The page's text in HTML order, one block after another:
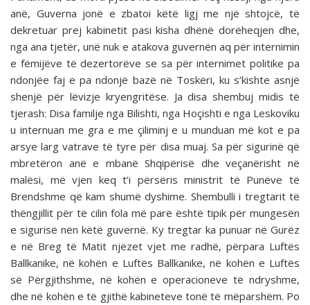
anë, Guverna jonë e zbatoi këtë ligj me një shtojcë, të
dekretuar prej kabinetit pasi kisha dhënë dorëheqjen dhe,
nga ana tjetër, unë nuk e atakova guvernën aq për interni­min
e fëmijëve të dezertorëve se sa për internimet politike pa
ndonjëe faj e pa ndonjë bazë në Toskëri, ku s’kishte asnjë
shenjë për lëvizje kryengritëse. Ja disa shembuj midis të
tjerash: Disa familje nga Bilishti, nga Hoçishti e nga Les­koviku
u internuan me gra e me çiliminj e u munduan më kot e pa
arsye larg vatrave të tyre për disa muaj. Sa për sigurinë që
mbretëron anë e mbanë Shqipërisë dhe veçanërisht në
malësi, më vjen keq t’i përsëris ministrit të Punëve të
Brendshme që kam shumë dyshime. Shembulli i tregtarit të
thëngjillit për të cilin fola më parë është tipik për mungesën
e sigurisë nën këtë guvernë. Ky tregtar ka punuar në Gurëz
e në Breg të Matit njëzet vjet me radhë, përpara Luftës
Ballkanike, në kohën e Luftës Ballkanike, në kohën e Luftës
së Përgjithshme, në kohën e operacione­ve të ndryshme,
dhe në kohën e të gjithë kabineteve tonë të mëparshëm. Po